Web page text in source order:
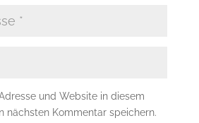
und Website in diesem
nächsten Kommentar speichern.